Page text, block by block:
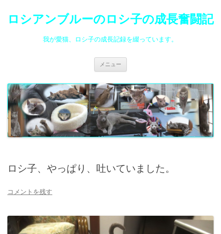
ロシアンブルーのロシ子の成長奮闘記
我が愛猫、ロシ子の成長記録を綴っています。
メニュー
ツ
へ
ス
キ
ッ
プ
ロシ子、やっぱり、吐いていました。
コメントを残す